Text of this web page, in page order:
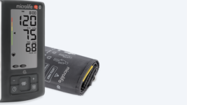
VOIR LE PRODUIT